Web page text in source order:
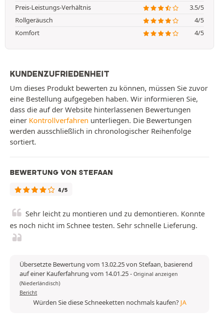
Preis-Leistungs-Verhältnis
3.5/5
Rollgeräusch
4/5
Komfort
4/5
KUNDENZUFRIEDENHEIT
Um dieses Produkt bewerten zu können, müssen Sie zuvor
eine Bestellung aufgegeben haben. Wir informieren Sie,
dass die auf der Website hinterlassenen Bewertungen
einer Kontrollverfahren unterliegen. Die Bewertungen
werden ausschließlich in chronologischer Reihenfolge
sortiert.
BEWERTUNG VON STEFAAN
4/5
Sehr leicht zu montieren und zu demontieren. Konnte
es noch nicht im Schnee testen. Sehr schnelle Lieferung.
Übersetzte Bewertung vom 13.02.25 von Stefaan, basierend
auf einer Kauferfahrung vom 14.01.25- Original anzeigen
(Niederländisch)
Bericht
Würden Sie diese Schneeketten nochmals kaufen? JA